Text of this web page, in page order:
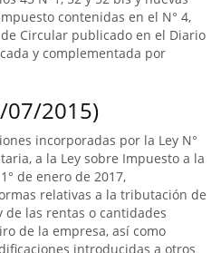
contenidas en el N° 4,
Circular publicado en el Diario
y complementada por
07/2015)
incorporadas por la Ley N°
a la Ley sobre Impuesto a la
de enero de 2017,
relativas a la tributación de
de las rentas o cantidades
de la empresa, así como
introducidas a otros